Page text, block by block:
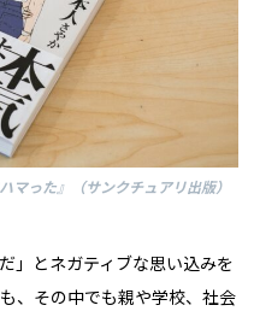
マった』（サンクチュアリ出版）
」とネガティブな思い込みを
、その中でも親や学校、社会